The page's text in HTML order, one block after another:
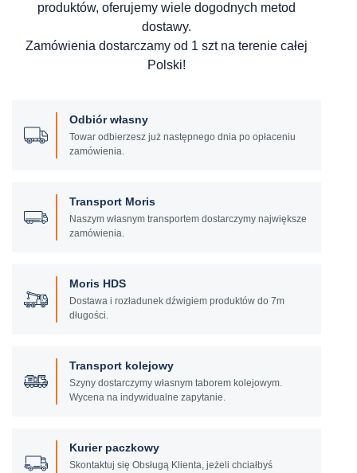
produktów, oferujemy wiele dogodnych metod
dostawy.
Zamówienia dostarczamy od 1 szt na terenie całej
Polski!
Odbiór własny
Towar odbierzesz już następnego dnia po opłaceniu
zamówienia.
Transport Moris
Naszym własnym transportem dostarczymy największe
zamówienia.
Moris HDS
Dostawa i rozładunek dźwigiem produktów do 7m
długości.
Transport kolejowy
Szyny dostarczymy własnym taborem kolejowym.
Wycena na indywidualne zapytanie.
Kurier paczkowy
Skontaktuj się Obsługą Klienta, jeżeli chciałbyś